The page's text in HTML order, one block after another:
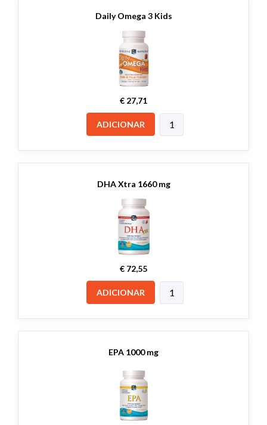
Daily Omega 3 Kids
€ 27,71
ADICIONAR
DHA Xtra 1660 mg
€ 72,55
ADICIONAR
EPA 1000 mg